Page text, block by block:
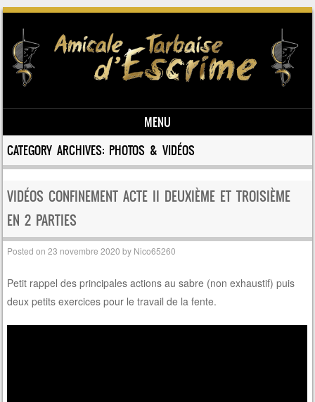
MENU
Skip to content
CATEGORY ARCHIVES: PHOTOS & VIDÉOS
VIDÉOS CONFINEMENT ACTE II DEUXIÈME ET TROISIÈME
EN 2 PARTIES
Posted on23 novembre 2020 by Nico65260
Petit rappel des principales actions au sabre (non exhaustif) puis
deux petits exercices pour le travail de la fente.